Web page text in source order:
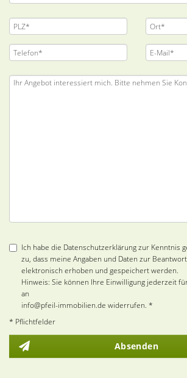
Ich habe die Datenschutzerklärung zur Kenntnis
zu, dass meine Angaben und Daten zur
elektronisch erhoben und gespeichert werden.
Hinweis: Sie können Ihre Einwilligung jederzeit
an
info@pfeil-immobilien.de widerrufen. *
* Pflichtfelder
Absenden